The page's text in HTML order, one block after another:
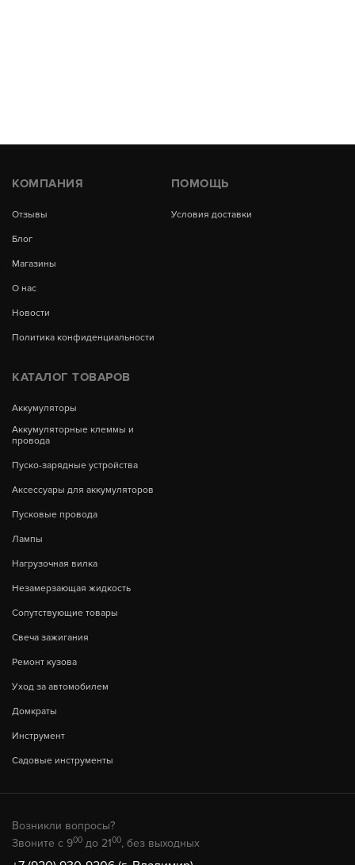
КОМПАНИЯ
Отзывы
Блог
Магазины
О нас
Новости
Политика конфиденциальности
ПОМОЩЬ
Условия доставки
КАТАЛОГ ТОВАРОВ
Аккумуляторы
Аккумуляторные клеммы и
провода
Пуско-зарядные устройства
Аксессуары для аккумуляторов
Пусковые провода
Лампы
Нагрузочная вилка
Незамерзающая жидкость
Сопутствующие товары
Свеча зажигания
Ремонт кузова
Уход за автомобилем
Домкраты
Инструмент
Садовые инструменты
Возникли вопросы?
Звоните с 900 до 2100, без выходных